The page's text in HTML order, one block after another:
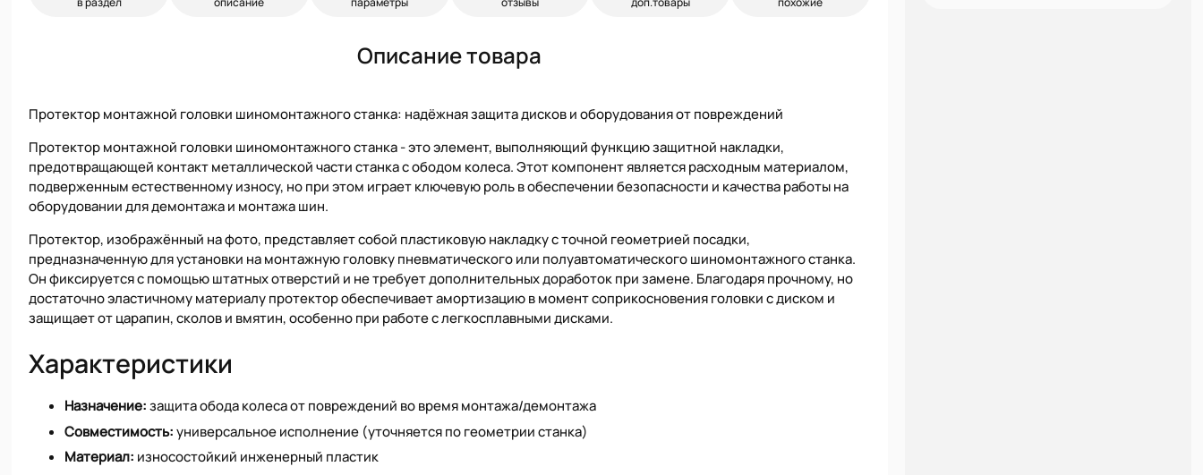
Описание товара
Протектор монтажной головки шиномонтажного станка: надёжная защита дисков и оборудования от повреждений
Протектор монтажной головки шиномонтажного станка - это элемент, выполняющий функцию защитной накладки,
предотвращающей контакт металлической части станка с ободом колеса. Этот компонент является расходным материалом,
подверженным естественному износу, но при этом играет ключевую роль в обеспечении безопасности и качества работы на
оборудовании для демонтажа и монтажа шин.
Протектор, изображённый на фото, представляет собой пластиковую накладку с точной геометрией посадки,
предназначенную для установки на монтажную головку пневматического или полуавтоматического шиномонтажного станка.
Он фиксируется с помощью штатных отверстий и не требует дополнительных доработок при замене. Благодаря прочному, но
достаточно эластичному материалу протектор обеспечивает амортизацию в момент соприкосновения головки с диском и
защищает от царапин, сколов и вмятин, особенно при работе с легкосплавными дисками.
Характеристики
Назначение:защита обода колеса от повреждений во время монтажа/демонтажа
Совместимость:универсальное исполнение (уточняется по геометрии станка)
Материал: износостойкий инженерный пластик